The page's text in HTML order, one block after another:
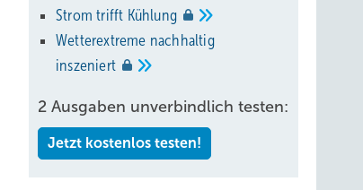
Strom trifft Kühlung
Wetterextreme nachhaltig
inszeniert
2 Ausgaben unverbindlich testen:
Jetzt kostenlos testen!